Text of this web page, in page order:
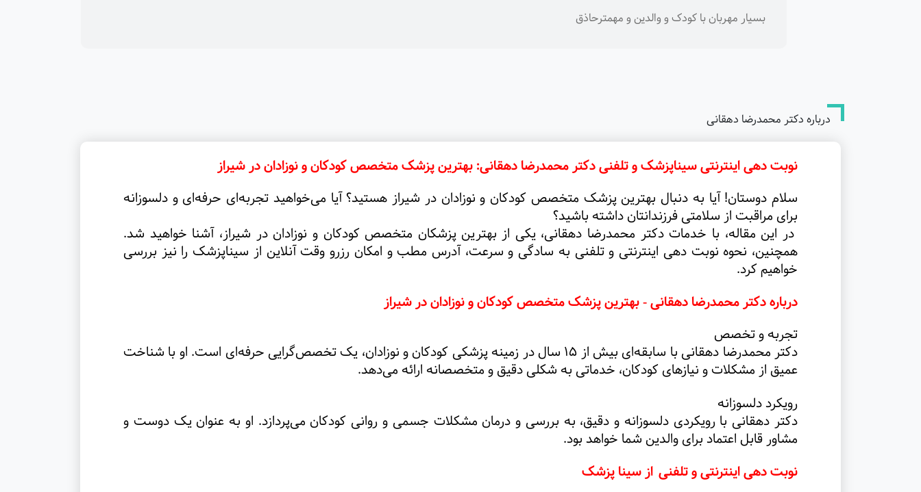
بسیار مهربان با کودک و والدین و مهمترحاذق
درباره دکتر محمدرضا دهقانی
نوبت دهی اینترنتی سیناپزشک و تلفنی دکتر محمدرضا دهقانی: بهترین پزشک متخصص کودکان و نوزادان در شیراز
سلام دوستان! آیا به دنبال بهترین پزشک متخصص کودکان و نوزادان در شیراز هستید؟ آیا می‌خواهید تجربه‌ای حرفه‌ای و دلسوزانه
برای مراقبت از سلامتی فرزندانتان داشته باشید؟
در این مقاله، با خدمات دکتر محمدرضا دهقانی، یکی از بهترین پزشکان متخصص کودکان و نوزادان در شیراز، آشنا خواهید شد.
همچنین، نحوه نوبت دهی اینترنتی و تلفنی به سادگی و سرعت، آدرس مطب و امکان رزرو وقت آنلاین از سیناپزشک را نیز بررسی
خواهیم کرد.
درباره دکتر محمدرضا دهقانی - بهترین پزشک متخصص کودکان و نوزادان در شیراز
تجربه و تخصص
دکتر محمدرضا دهقانی با سابقه‌ای بیش از ۱۵ سال در زمینه پزشکی کودکان و نوزادان، یک تخصص‌گرایی حرفه‌ای است. او با شناخت
عمیق از مشکلات و نیازهای کودکان، خدماتی به شکلی دقیق و متخصصانه ارائه می‌دهد.
رویکرد دلسوزانه
دکتر دهقانی با رویکردی دلسوزانه و دقیق، به بررسی و درمان مشکلات جسمی و روانی کودکان می‌پردازد. او به عنوان یک دوست و
مشاور قابل اعتماد برای والدین شما خواهد بود.
نوبت دهی اینترنتی و تلفنی از سینا پزشک